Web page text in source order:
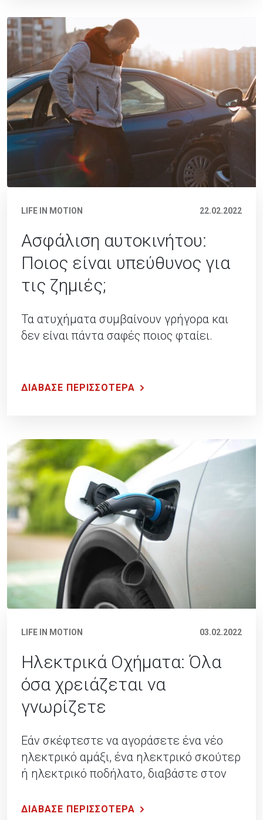
LIFE IN MOTION 22.02.2022
Ασφάλιση αυτοκινήτου:
Ποιος είναι υπεύθυνος για
τις ζημιές;
Τα ατυχήματα συμβαίνουν γρήγορα και
δεν είναι πάντα σαφές ποιος φταίει.
ΔΙΑΒΑΣΕ ΠΕΡΙΣΣΟΤΕΡΑ
LIFE IN MOTION 03.02.2022
Ηλεκτρικά Οχήματα: Όλα
όσα χρειάζεται να
γνωρίζετε
Εάν σκέφτεστε να αγοράσετε ένα νέο
ηλεκτρικό αμάξι, ένα ηλεκτρικό σκούτερ
ή ηλεκτρικό ποδήλατο, διαβάστε στον
ΔΙΑΒΑΣΕ ΠΕΡΙΣΣΟΤΕΡΑ